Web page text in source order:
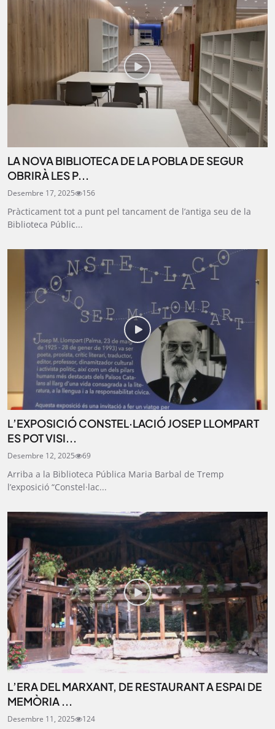
LA NOVA BIBLIOTECA DE LA POBLA DE SEGUR
OBRIRÀ LES P...
Desembre 17, 2025 156
Pràcticament tot a punt pel tancament de l’antiga seu de la
Biblioteca Públic...
L’EXPOSICIÓ CONSTEL·LACIÓ JOSEP LLOMPART
ES POT VISI...
Desembre 12, 2025 69
Arriba a la Biblioteca Pública Maria Barbal de Tremp
l’exposició “Constel·lac...
L’ERA DEL MARXANT, DE RESTAURANT A ESPAI DE
MEMÒRIA ...
Desembre 11, 2025 124